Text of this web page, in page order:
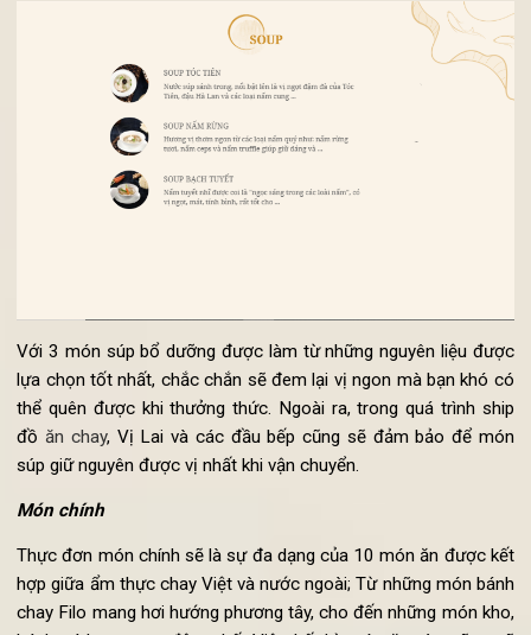
Đối với thực đơn súp, thực khách sẽ có 3 lựa chọn cho mình
là: “Súp tóc tiên”, “súp nấm rừng” và “súp bạch tuyết”.
Với 3 món súp bổ dưỡng được làm từ những nguyên liệu
thể quên được khi thưởng thức. Ngoài ra, trong quá trình
đồ ăn chay, Vị Lai và các đầu bếp cũng sẽ đảm bảo để
súp giữ nguyên được vị nhất khi vận chuyển.